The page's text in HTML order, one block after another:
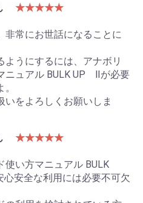
★★★★★
非常にお世話になることに
ようにするには、アナボリ
ニュアル BULK UP Ⅱが必要
をよろしくお願いしま
★★★★★
使い方マニュアル BULK
安全な利用には必要不可欠